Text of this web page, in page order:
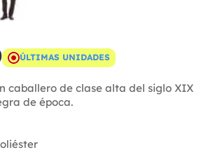
ÚLTIMAS UNIDADES
caballero de clase alta del siglo XIX
de época.